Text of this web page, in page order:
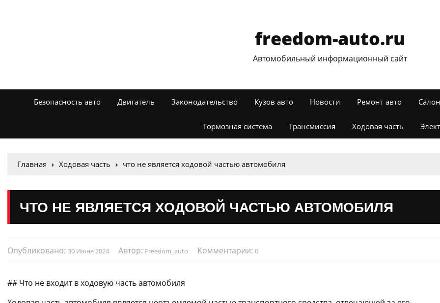
freedom-auto.ru
Автомобильный информационный сайт
Безопасность авто Двигатель Законодательство Кузов авто Новости Ремонт авто
Тормозная система Трансмиссия Ходовая часть
Главная Ходовая часть что не является ходовой частью автомобиля
ЧТО НЕ ЯВЛЯЕТСЯ ХОДОВОЙ ЧАСТЬЮ АВТОМОБИЛЯ
Опубликовано: 30 Июня 2024 Автор: Freedom_auto Комментарии: 0
## Что не входит в ходовую часть автомобиля